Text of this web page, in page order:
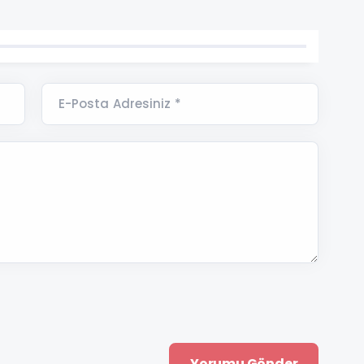
E-Posta Adresiniz *